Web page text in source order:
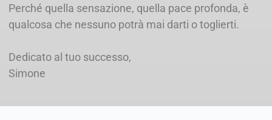
Perché quella sensazione, quella pace profonda, è
qualcosa che nessuno potrà mai darti o toglierti.
Dedicato al tuo successo,
Simone